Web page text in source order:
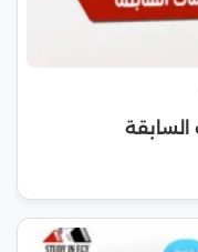
السابقة